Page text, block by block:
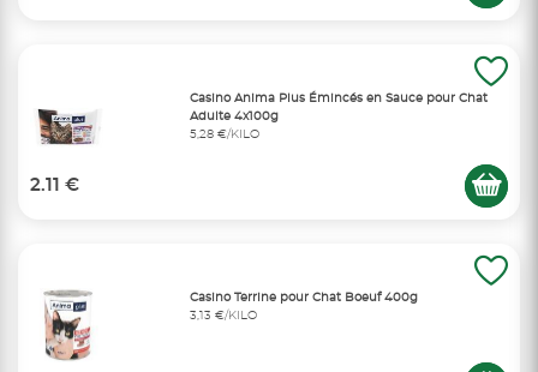
Casino Anima Plus Émincés en Sauce pour Chat
Adulte 4x100g
5,28 €/KILO
2.11 €
Casino Terrine pour Chat Boeuf 400g
3,13 €/KILO